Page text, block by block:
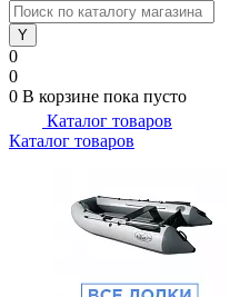
0
0
0 В корзине пока пусто
Каталог товаров
Каталог товаров